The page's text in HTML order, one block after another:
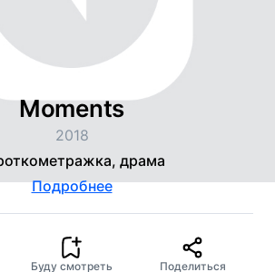
Moments
2018
драма
Подробнее
Буду смотреть Поделиться